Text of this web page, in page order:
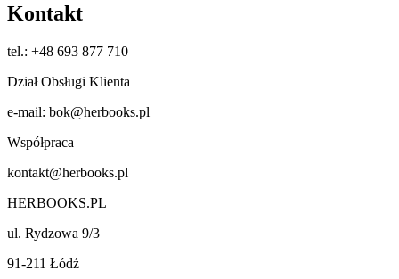
Kontakt
tel.: +48 693 877 710
Dział Obsługi Klienta
e-mail: bok@herbooks.pl
Współpraca
kontakt@herbooks.pl
HERBOOKS.PL
ul. Rydzowa 9/3
91-211 Łódź